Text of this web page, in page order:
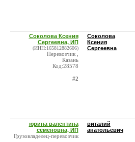
Соколова Ксения
Сергеевна, ИП
(ИНН:165812882606)
Перевозчик ,
Казань
Код:28578
#2
Соколова
Ксения
Сергеевна
юрина валентина
семеновна, ИП
Грузовладелец-перевозчик
виталий
анатольевич